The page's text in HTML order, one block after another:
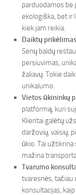
parduodamos be
ekologiška, bet ir
kiek jam reikia.
Daiktų
Senų baldų
persiuvimas,
žaliavų. Tokie
unikalumo.
Vietos ūkininkų
platformą, kuri
Klientai galėtų
daržovių, vaisių,
ūkio. Tai
mažina
Tvarumo
tvaresnės, tačiau
konsultacijas,